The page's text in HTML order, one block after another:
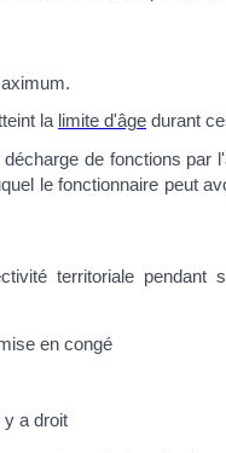
la limite d'âge durant
de fonctions par
le fonctionnaire peut
territoriale pendant
en congé
y a droit